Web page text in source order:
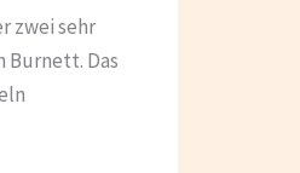
zwei sehr
Burnett. Das